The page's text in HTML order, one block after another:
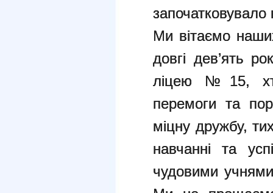
започатковувало
Ми вітаємо
довгі дев’ять
ліцею №15,
перемоги та
міцну дружбу,
навчанні та
чудовими